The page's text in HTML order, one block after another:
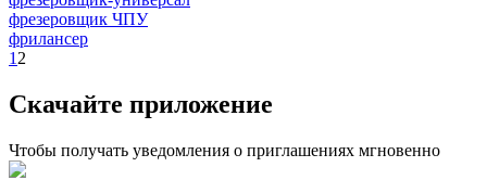
фрезеровщик ЧПУ
фрилансер
1 2
Скачайте приложение
Чтобы получать уведомления о приглашениях мгновенно